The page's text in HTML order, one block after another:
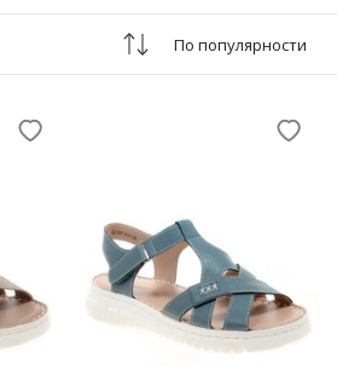
По популярности